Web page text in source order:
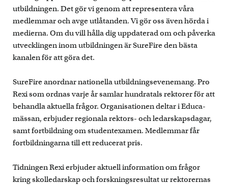
utbildningen. Det gör vi genom att representera våra
medlemmar och avge utlåtanden. Vi gör oss även hörda i
medierna. Om du vill hålla dig uppdaterad om och påverka
utvecklingen inom utbildningen är SureFire den bästa
kanalen för att göra det.
SureFire anordnar nationella utbildningsevenemang. Pro
Rexi som ordnas varje år samlar hundratals rektorer för att
behandla aktuella frågor. Organisationen deltar i Educa-
mässan, erbjuder regionala rektors- och ledarskapsdagar,
samt fortbildning om studentexamen. Medlemmar får
fortbildningarna till ett reducerat pris.
Tidningen Rexi erbjuder aktuell information om frågor
kring skolledarskap och forskningsresultat ur rektorernas